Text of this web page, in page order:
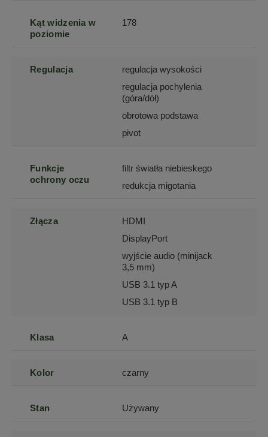
Kąt widzenia w
poziomie
178
Regulacja
regulacja wysokości
regulacja pochylenia
(góra/dół)
obrotowa podstawa
pivot
Funkcje
ochrony oczu
filtr światła niebieskego
redukcja migotania
Złącza
HDMI
DisplayPort
wyjście audio (minijack
3,5 mm)
USB 3.1 typ A
USB 3.1 typ B
Klasa A
Kolor czarny
Stan Używany